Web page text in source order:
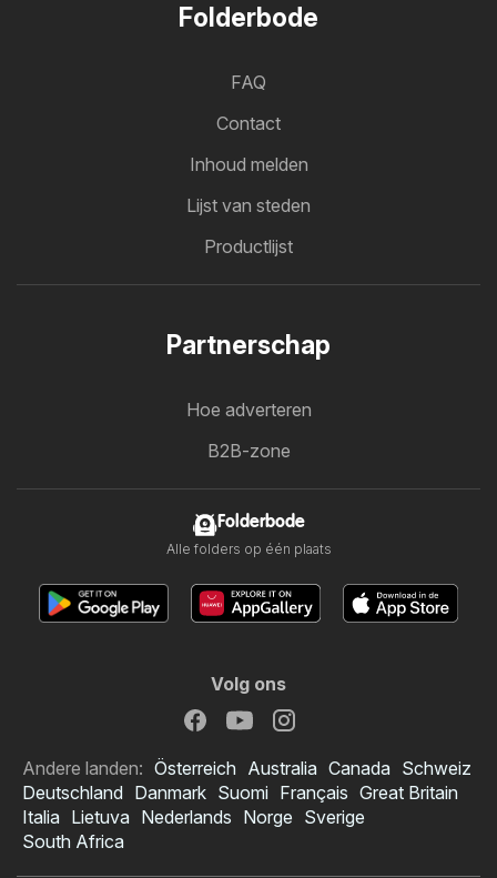
Folderbode
FAQ
Contact
Inhoud melden
Lijst van steden
Productlijst
Partnerschap
Hoe adverteren
B2B-zone
Folderbode
Alle folders op één plaats
Volg ons
Andere landen: Österreich Australia Canada Schweiz
Deutschland Danmark Suomi Français Great Britain
Italia Lietuva Nederlands Norge Sverige
South Africa